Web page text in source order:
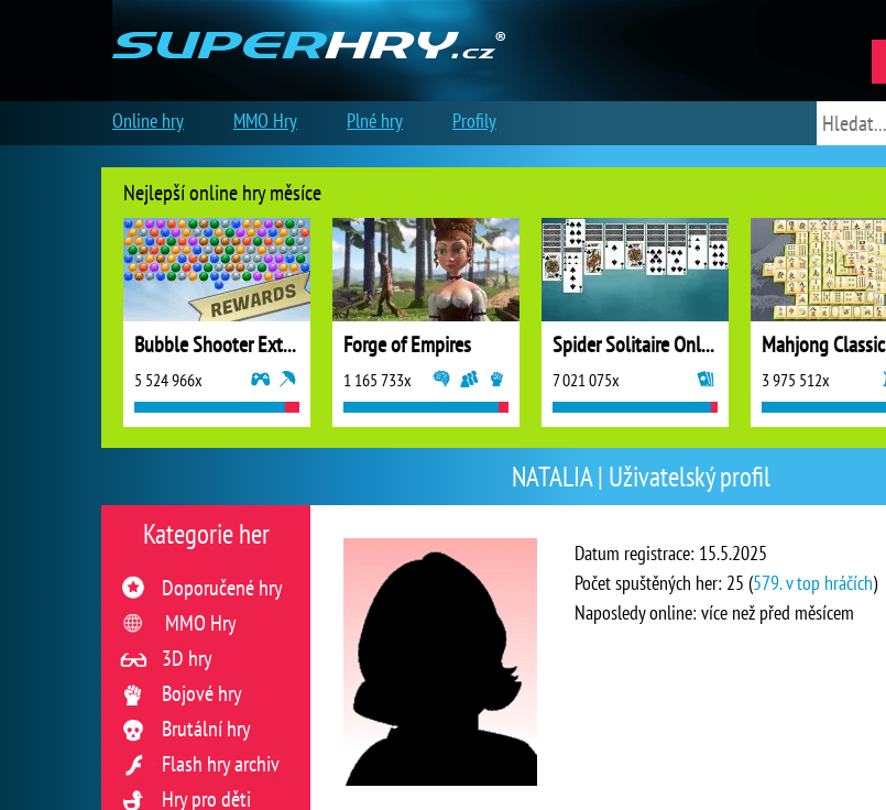
NATALIA | Uživatelský profil
Datum registrace: 15.5.2025
Počet spuštěných her: 25 (579. v top hráčích)
Naposledy online: více než před měsícem
Kategorie her
Doporučené hry
MMO Hry
3D hry
Bojové hry
Brutální hry
Flash hry archiv
Hry pro děti
Nejlepší online hry měsíce
Bubble Shooter Extreme
5 524 966x
Forge of Empires
1 165 733x
Spider Solitaire Online
7 021 075x
Mahjong Classic
3 975 512x
Online hry MMO Hry Plné hry Profily